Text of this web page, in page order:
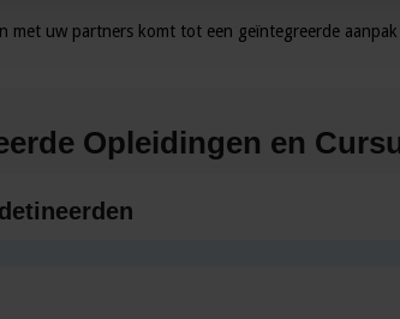
met uw partners komt tot een geïntegreerde
Opleidingen en